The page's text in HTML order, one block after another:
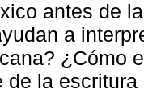
antes de
a
¿Cómo
de la